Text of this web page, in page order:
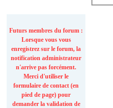
Futurs membres du forum :
Lorsque vous vous
enregistrez sur le forum, la
notification administrateur
n'arrive pas forcément.
Merci d'utiliser le
formulaire de contact (en
pied de page) pour
demander la validation de